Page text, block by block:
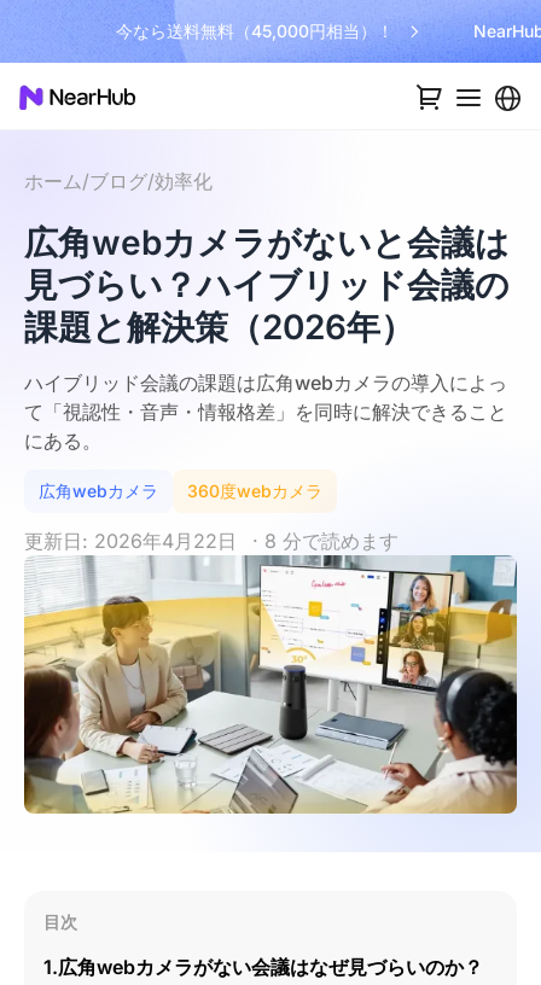
今なら送料無料（45,000円相当）！
ホーム/ブログ/効率化
広角webカメラがないと会議は
見づらい？ハイブリッド会議の
課題と解決策（2026年）
ハイブリッド会議の課題は広角webカメラの導入によっ
て「視認性・音声・情報格差」を同時に解決できること
にある。
広角webカメラ 360度webカメラ
更新日: 2026年4月22日 · 8 分で読めます
目次
1.広角webカメラがない会議はなぜ見づらいのか？